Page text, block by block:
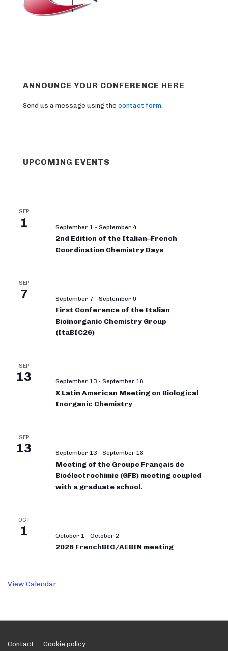
ANNOUNCE YOUR CONFERENCE HERE
Send us a message using the contact form.
UPCOMING EVENTS
SEP
1 September 1 - September 4
2nd Edition of the Italian–French
Coordination Chemistry Days
SEP
7 September 7 - September 9
First Conference of the Italian
Bioinorganic Chemistry Group
(ItaBIC26)
SEP
13 September 13 - September 16
X Latin American Meeting on Biological
Inorganic Chemistry
SEP
13 September 13 - September 18
Meeting of the Groupe Français de
Bioélectrochimie (GFB) meeting coupled
with a graduate school.
OCT
1 October 1 - October 2
2026 FrenchBIC/AEBIN meeting
View Calendar
Footer
Contact Cookie policy